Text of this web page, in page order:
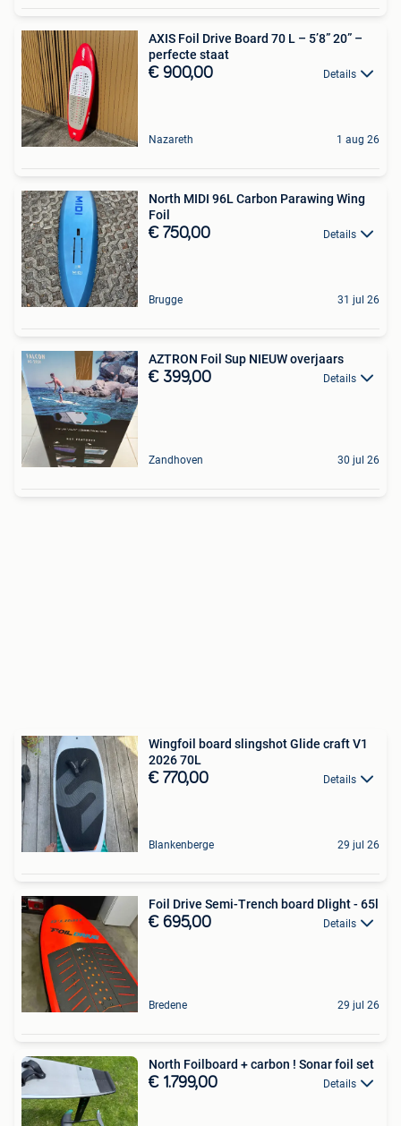
AXIS Foil Drive Board 70 L – 5’8” 20” –
perfecte staat
€ 900,00 Details
Nazareth 1 aug 26
North MIDI 96L Carbon Parawing Wing
Foil
€ 750,00 Details
Brugge 31 jul 26
AZTRON Foil Sup NIEUW overjaars
€ 399,00 Details
Zandhoven 30 jul 26
Wingfoil board slingshot Glide craft V1
2026 70L
€ 770,00 Details
Blankenberge 29 jul 26
Foil Drive Semi-Trench board Dlight - 65l
€ 695,00 Details
Bredene 29 jul 26
North Foilboard + carbon ! Sonar foil set
€ 1.799,00 Details